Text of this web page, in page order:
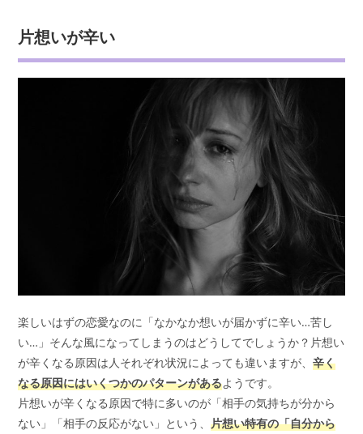
片想いが辛い
楽しいはずの恋愛なのに「なかなか想いが届かずに辛い…苦し
い…」そんな風になってしまうのはどうしてでしょうか？片想い
が辛くなる原因は人それぞれ状況によっても違いますが、辛く
なる原因にはいくつかのパターンがあるようです。
片想いが辛くなる原因で特に多いのが「相手の気持ちが分から
ない」「相手の反応がない」という、片想い特有の「自分から